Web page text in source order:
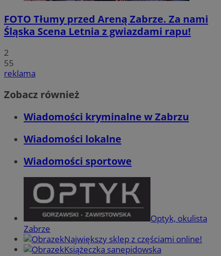
FOTO Tłumy przed Areną Zabrze. Za nami
Śląska Scena Letnia z gwiazdami rapu!
2
55
reklama
Zobacz również
Wiadomości kryminalne w Zabrzu
Wiadomości lokalne
Wiadomości sportowe
Optyk, okulista
Zabrze
Największy sklep z częściami online!
Książeczka sanepidowska